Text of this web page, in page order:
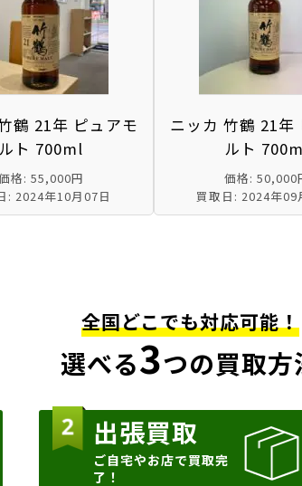
鶴 21年 ピュアモ
ルト 700ml
格: 55,000円
: 2024年10月07日
ニッカ 竹鶴 21年
ルト
価格: 50,000
買取日: 2024年09
全国どこでも対応可能！
選べる3つの買取方
出張買取
ご自宅やお店で買取完
了！